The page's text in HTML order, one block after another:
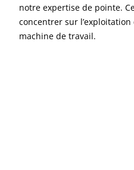
notre expertise de pointe.
concentrer sur
machine de travail.